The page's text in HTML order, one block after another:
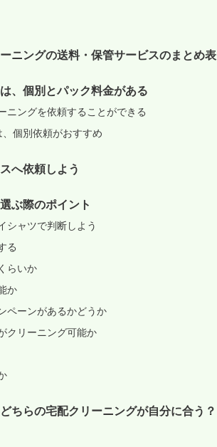
ニングの送料・保管サービスのまとめ表
、個別とパック料金がある
ニングを依頼することができる
個別依頼がおすすめ
へ依頼しよう
ぶ際のポイント
シャツで判断しよう
る
らいか
か
ペーンがあるかどうか
クリーニング可能か
ちらの宅配クリーニングが自分に合う？